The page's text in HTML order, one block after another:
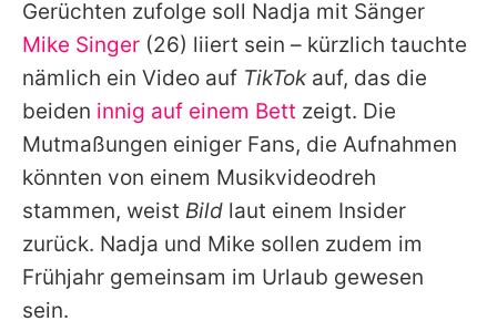
Gerüchten zufolge soll Nadja mit Sänger
Mike Singer (26) liiert sein – kürzlich tauchte
nämlich ein Video auf TikTokauf, das die
beiden innig auf einem Bett zeigt. Die
Mutmaßungen einiger Fans, die Aufnahmen
könnten von einem Musikvideodreh
stammen, weist Bild laut einem Insider
zurück. Nadja und Mike sollen zudem im
Frühjahr gemeinsam im Urlaub gewesen
sein.